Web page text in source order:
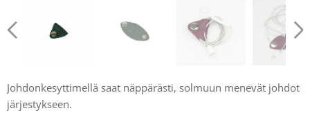
Johdonkesyttimellä saat näppärästi, solmuun menevät johdot
järjestykseen.